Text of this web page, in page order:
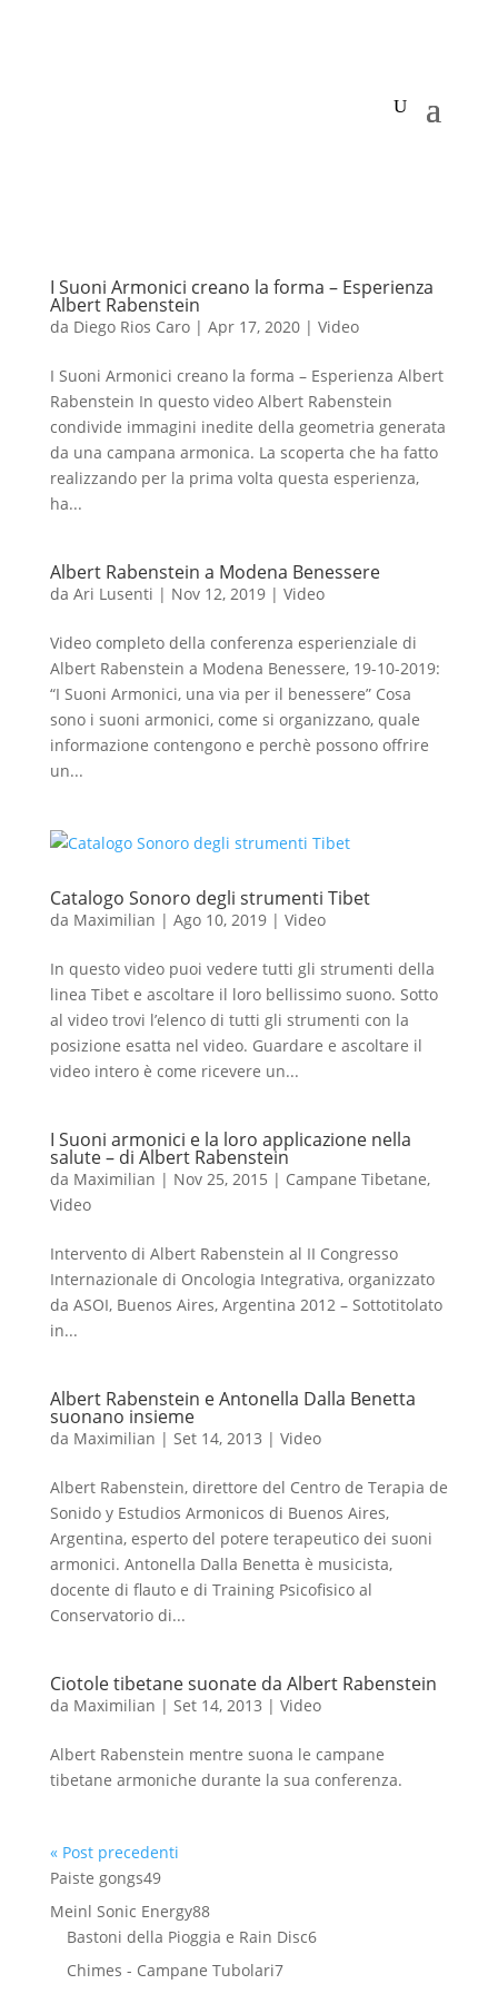
I Suoni Armonici creano la forma – Esperienza
Albert Rabenstein
da Diego Rios Caro| Apr 17, 2020| Video
I Suoni Armonici creano la forma – Esperienza Albert
Rabenstein In questo video Albert Rabenstein
condivide immagini inedite della geometria generata
da una campana armonica. La scoperta che ha fatto
realizzando per la prima volta questa esperienza,
ha...
Albert Rabenstein a Modena Benessere
da Ari Lusenti | Nov 12, 2019| Video
Video completo della conferenza esperienziale di
Albert Rabenstein a Modena Benessere, 19-10-2019:
“I Suoni Armonici, una via per il benessere” Cosa
sono i suoni armonici, come si organizzano, quale
informazione contengono e perchè possono offrire
un...
Catalogo Sonoro degli strumenti Tibet
da Maximilian | Ago 10, 2019| Video
In questo video puoi vedere tutti gli strumenti della
linea Tibet e ascoltare il loro bellissimo suono. Sotto
al video trovi l’elenco di tutti gli strumenti con la
posizione esatta nel video. Guardare e ascoltare il
video intero è come ricevere un...
I Suoni armonici e la loro applicazione nella
salute – di Albert Rabenstein
da Maximilian | Nov 25, 2015 | Campane Tibetane,
Video
Intervento di Albert Rabenstein al II Congresso
Internazionale di Oncologia Integrativa, organizzato
da ASOI, Buenos Aires, Argentina 2012 – Sottotitolato
in...
Albert Rabenstein e Antonella Dalla Benetta
suonano insieme
da Maximilian | Set 14, 2013 | Video
Albert Rabenstein, direttore del Centro de Terapia de
Sonido y Estudios Armonicos di Buenos Aires,
Argentina, esperto del potere terapeutico dei suoni
armonici. Antonella Dalla Benetta è musicista,
docente di flauto e di Training Psicofisico al
Conservatorio di...
Ciotole tibetane suonate da Albert Rabenstein
da Maximilian | Set 14, 2013 | Video
Albert Rabenstein mentre suona le campane
tibetane armoniche durante la sua conferenza.
« Post precedenti
Paiste gongs4949
prodotti
Meinl Sonic Energy8888
prodotti
Bastoni della Pioggia e Rain Disc66
Chimes - Campane Tubolari77